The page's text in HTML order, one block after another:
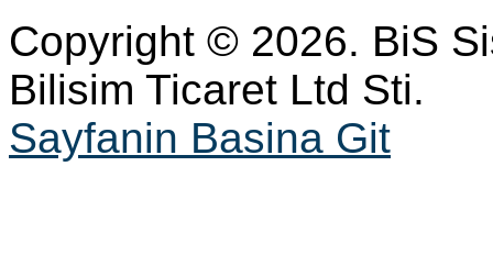
Copyright © 2026. BiS
Bilisim Ticaret Ltd Sti.
Sayfanin Basina Git